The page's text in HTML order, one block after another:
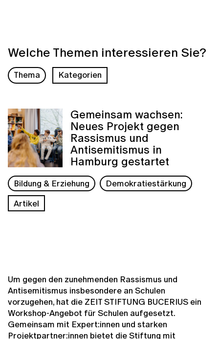
Welche Themen interessieren Sie?
Thema Kategorien
Gemeinsam wachsen:
Neues Projekt gegen
Rassismus und
Antisemitismus in
Hamburg gestartet
Bildung & Erziehung
Demokratiestärkung
Artikel
Um gegen den zunehmenden Rassismus und
Antisemitismus insbesondere an Schulen
vorzugehen, hat die ZEIT STIFTUNG BUCERIUS ein
Workshop-Angebot für Schulen aufgesetzt.
Gemeinsam mit Expert:innen und starken
Projektpartner:innen bietet die Stiftung mit